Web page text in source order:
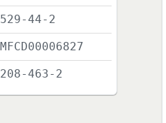
529-44-2
MFCD00006827
208-463-2